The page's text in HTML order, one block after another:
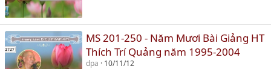
MS 201-250 - Năm Mươi Bài Giảng HT
Thích Trí Quảng năm 1995-2004
dpa
10/11/12